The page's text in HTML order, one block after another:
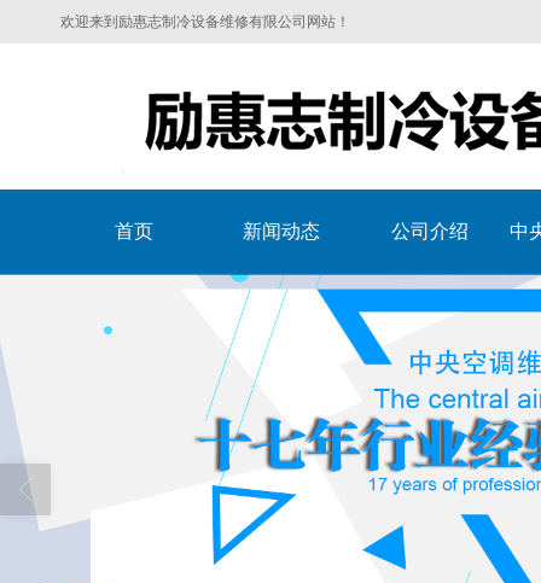
欢迎来到励惠志制冷设备维修有限公司网站！
首页 新闻动态 公司介绍 中